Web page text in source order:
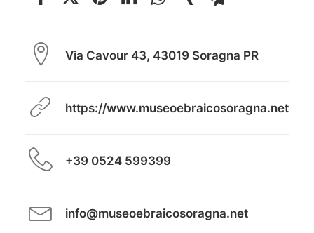
Via Cavour 43, 43019 Soragna PR
https://www.museoebraicosoragna.net
+39 0524 599399
info@museoebraicosoragna.net